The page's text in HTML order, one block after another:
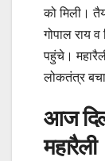
को मिली।
गोपाल राय
पहुंचे।
लोकतंत्र
आज
महारैली